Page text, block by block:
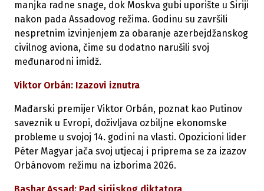
manjka radne snage, dok Moskva gubi uporište u Siriji
nakon pada Assadovog režima. Godinu su završili
nespretnim izvinjenjem za obaranje azerbejdžanskog
civilnog aviona, čime su dodatno narušili svoj
međunarodni imidž.
Viktor Orbán: Izazovi iznutra
Mađarski premijer Viktor Orbán, poznat kao Putinov
saveznik u Evropi, doživljava ozbiljne ekonomske
probleme u svojoj 14. godini na vlasti. Opozicioni lider
Péter Magyar jača svoj utjecaj i priprema se za izazov
Orbánovom režimu na izborima 2026.